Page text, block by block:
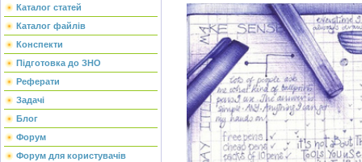
Каталог статей
Каталог файлів
Конспекти
Підготовка до ЗНО
Реферати
Задачі
Блог
Форум
Форум для користувачів